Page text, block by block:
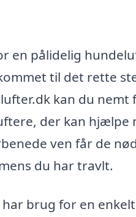
en pålidelig
til det rette
kan du nemt
der kan hjælpe
ven får de
du har travlt.
har brug for en